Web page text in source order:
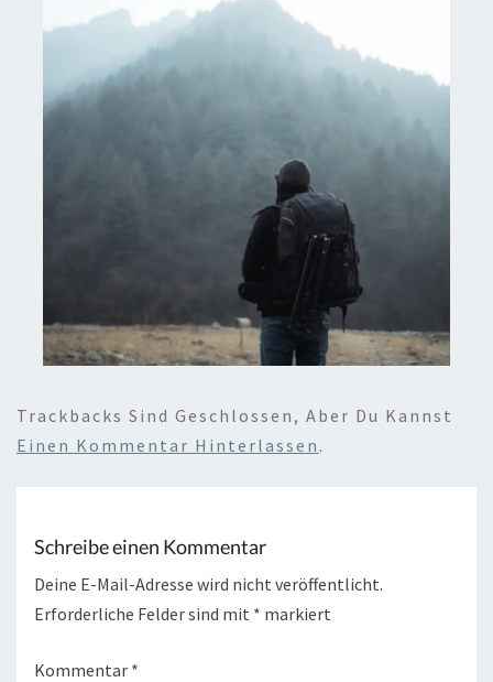
Trackbacks Sind Geschlossen, Aber Du Kannst
Einen Kommentar Hinterlassen .
Schreibe einen Kommentar
Deine E-Mail-Adresse wird nicht veröffentlicht.
Erforderliche Felder sind mit * markiert
Kommentar *